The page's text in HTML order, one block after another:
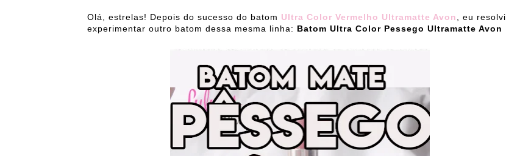
Olá, estrelas! Depois do sucesso do batom Ultra Color Vermelho Ultramatte Avon
, eu resolvi
experimentar outro batom dessa mesma linha: Batom Ultra Color Pessego Ultramatte Avon